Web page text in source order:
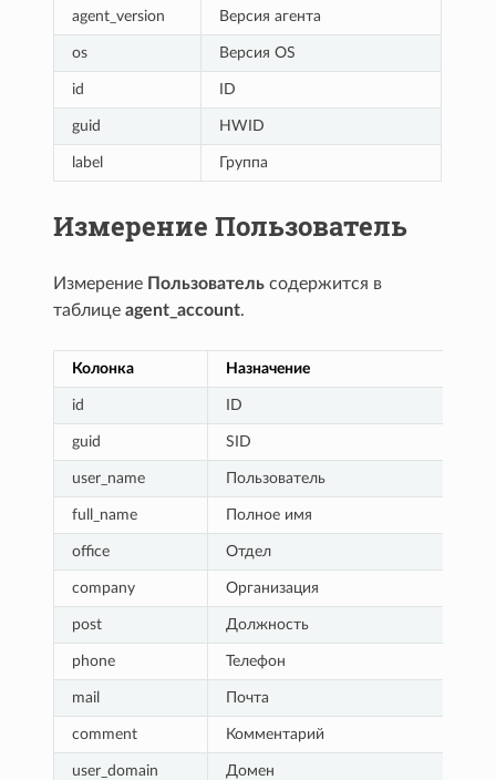
agent_version Версия агента
os Версия OS
id ID
guid HWID
label Группа
Измерение Пользователь
Измерение Пользователь содержится в
таблицеagent_account.
Колонка Назначение
id ID
guid SID
user_name Пользователь
full_name Полное имя
office Отдел
company Организация
post Должность
phone Телефон
mail Почта
comment Комментарий
user_domain Домен